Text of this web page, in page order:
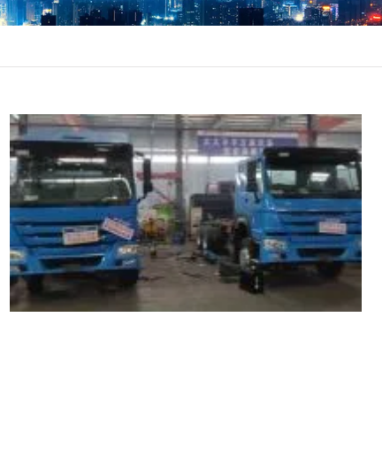
Camión barredor
Semirremolque de plataforma
baja
Camión de succión de aguas
residuales
Semirremolque esqueleto
Semirremolque de plataforma